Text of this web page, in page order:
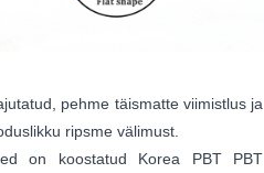
pehme täismatte viimistlus ja
ripsme välimust.
on koostatud Korea PBT PBT